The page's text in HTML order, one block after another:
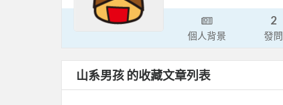
個人背景
2
發問
山系男孩 的收藏文章列表